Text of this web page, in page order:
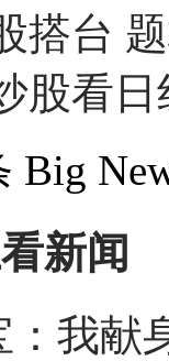
搭台
股看日
Big
新闻
：我献